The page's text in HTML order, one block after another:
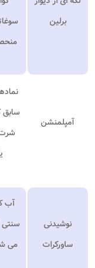
برلین
آمپلمنشن
سابق
شرت
نوشیدنی
ساورکرات
آب
می